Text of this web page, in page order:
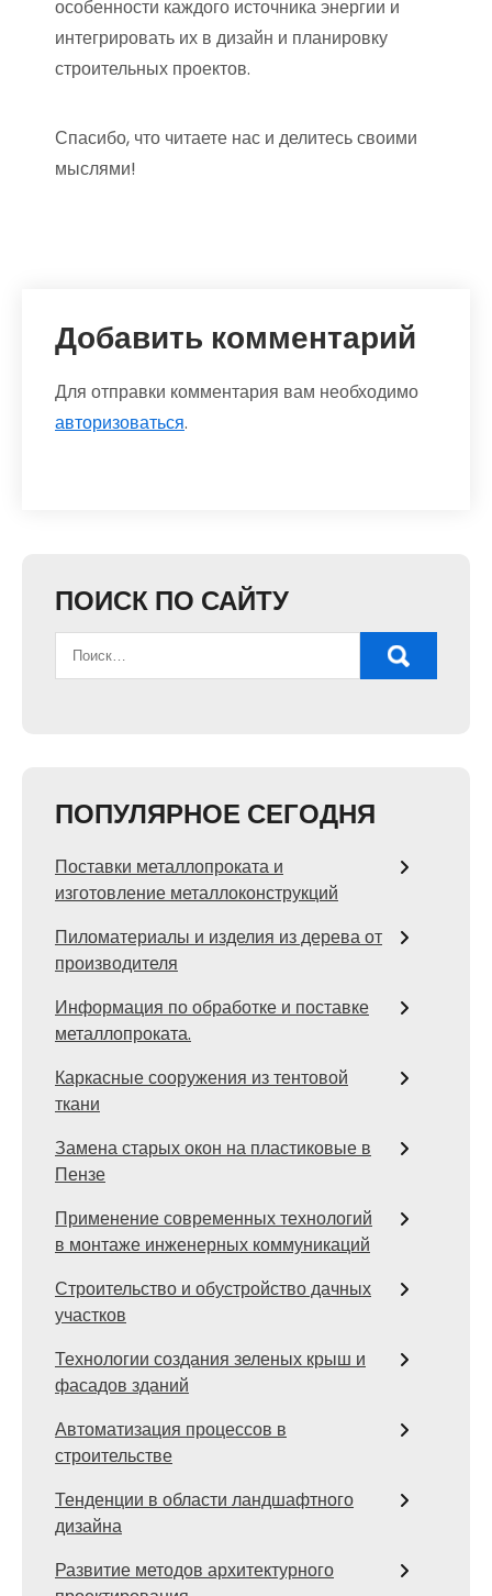
особенности каждого источника энергии и
интегрировать их в дизайн и планировку
строительных проектов.
Спасибо, что читаете нас и делитесь своими
мыслями!
Добавить комментарий
Для отправки комментария вам необходимо
авторизоваться.
ПОИСК ПО САЙТУ
ПОПУЛЯРНОЕ СЕГОДНЯ
Поставки металлопроката и
изготовление металлоконструкций
Пиломатериалы и изделия из дерева от
производителя
Информация по обработке и поставке
металлопроката.
Каркасные сооружения из тентовой
ткани
Замена старых окон на пластиковые в
Пензе
Применение современных технологий
в монтаже инженерных коммуникаций
Строительство и обустройство дачных
участков
Технологии создания зеленых крыш и
фасадов зданий
Автоматизация процессов в
строительстве
Тенденции в области ландшафтного
дизайна
Развитие методов архитектурного